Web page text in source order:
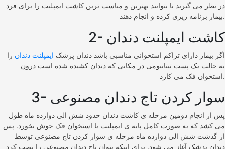
در نظر می گیرند تا بتوانند بهترین و مناسب ترین کاشت ایمپلنت را برای فرد
بیمار برنامه ریزی کرده و انجام دهند.
2- کاشت ایمپلنت دندان
اگر بیمار دارای تراکم استخوانی مناسبی باشد دندان پزشک ایمپلنت دندان را
به حالت یک پست تیتانیومی در مکانی که دندان کشیده شده است درون
استخوان فک می کارد.
3- سوار کردن تاج دندان مصنوعی
پس از انجام دومین مرحله ی کاشت دندان حدود شش الی دوازده ماه طول
می کشد که به صورت کامل پایه ی ایمپلنت با استخوان فک جوش بخورد. پس
از گذشت شش الی دوازده ماه مرحله ی سوار کردن تاج مصنوعی توسط
دندان پزشک آغاز می شود. برای اینکه بتوان تاج دندان مصنوعی را نصب کرد